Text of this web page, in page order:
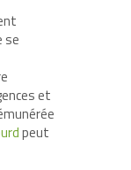
se
et
peut